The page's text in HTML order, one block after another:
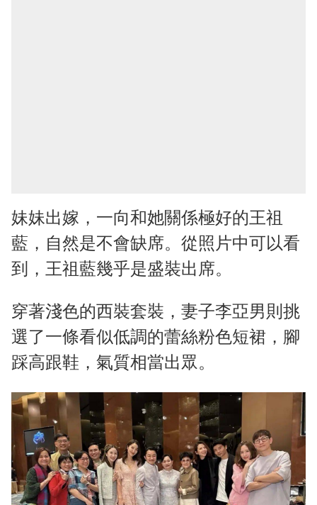
妹妹出嫁，一向和她關係極好的王祖
藍，自然是不會缺席。從照片中可以看
到，王祖藍幾乎是盛裝出席。
穿著淺色的西裝套裝，妻子李亞男則挑
選了一條看似低調的蕾絲粉色短裙，腳
踩高跟鞋，氣質相當出眾。